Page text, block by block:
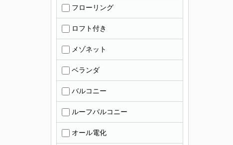
フローリング
ロフト付き
メゾネット
ベランダ
バルコニー
ルーフバルコニー
オール電化